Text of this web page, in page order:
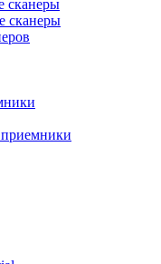
сканеры
сканеры
приемники